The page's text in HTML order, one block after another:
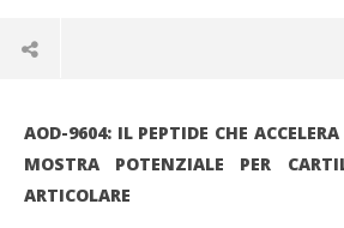
AOD-9604: IL PEPTIDE CHE
MOSTRA POTENZIALE PER
ARTICOLARE